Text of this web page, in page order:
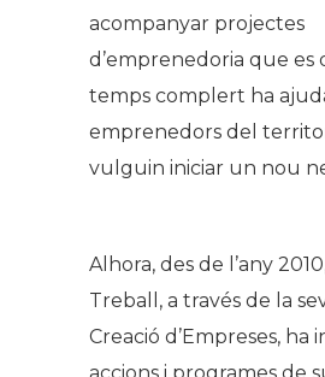
acompanyar projectes
d’emprenedoria que es
temps complert ha
emprenedors del
vulguin iniciar un nou
Alhora, des de l’any
Treball, a través de la
Creació d’Empreses, ha